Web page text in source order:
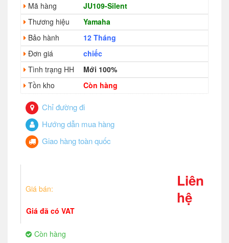
Mã hàng
JU109-Silent
Thương hiệu
Yamaha
Bảo hành
12 Tháng
Đơn giá
chiếc
Tình trạng HH
Mới 100%
Tồn kho
Còn hàng
Chỉ đường đi
Hướng dẫn mua hàng
Giao hàng toàn quốc
Giá bán:
Liên
hệ
Giá đã có VAT
Còn hàng